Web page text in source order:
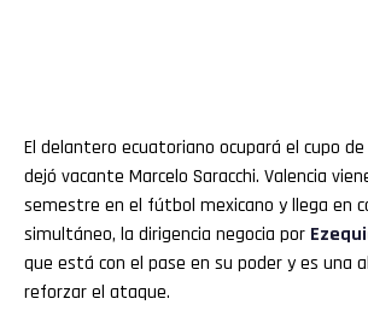
El delantero ecuatoriano ocupará el cupo
dejó vacante Marcelo Saracchi. Valencia
semestre en el fútbol mexicano y llega en
simultáneo, la dirigencia negocia por
que está con el pase en su poder y es una
reforzar el ataque.